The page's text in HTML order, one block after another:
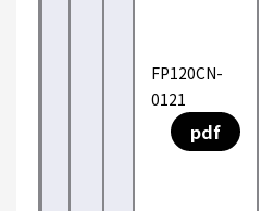
FP120CN-
0121
pdf